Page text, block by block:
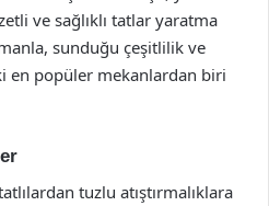
ve sağlıklı tatlar yaratma
sunduğu çeşitlilik ve
en popüler mekanlardan biri
tuzlu atıştırmalıklara